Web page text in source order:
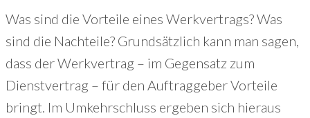
Was sind die Vorteile eines Werkvertrags? Was
sind die Nachteile? Grundsätzlich kann man sagen,
dass der Werkvertrag – im Gegensatz zum
Dienstvertrag – für den Auftraggeber Vorteile
bringt. Im Umkehrschluss ergeben sich hieraus